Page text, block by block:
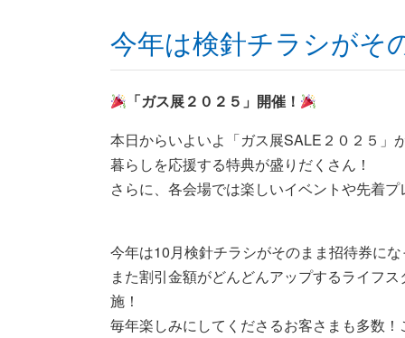
今年は検針チラシがそ
「ガス展２０２５」開催！
本日からいよいよ「ガス展SALE２０２５」
暮らしを応援する特典が盛りだくさん！
さらに、各会場では楽しいイベントや先着
今年は10月検針チラシがそのまま招待券に
また割引金額がどんどんアップするライフ
施！
毎年楽しみにしてくださるお客さまも多数